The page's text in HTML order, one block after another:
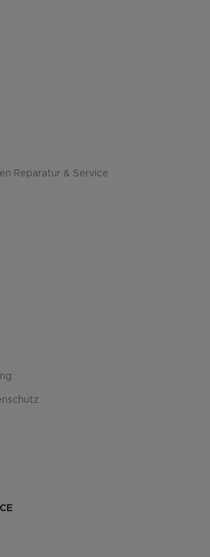
Reparatur & Service